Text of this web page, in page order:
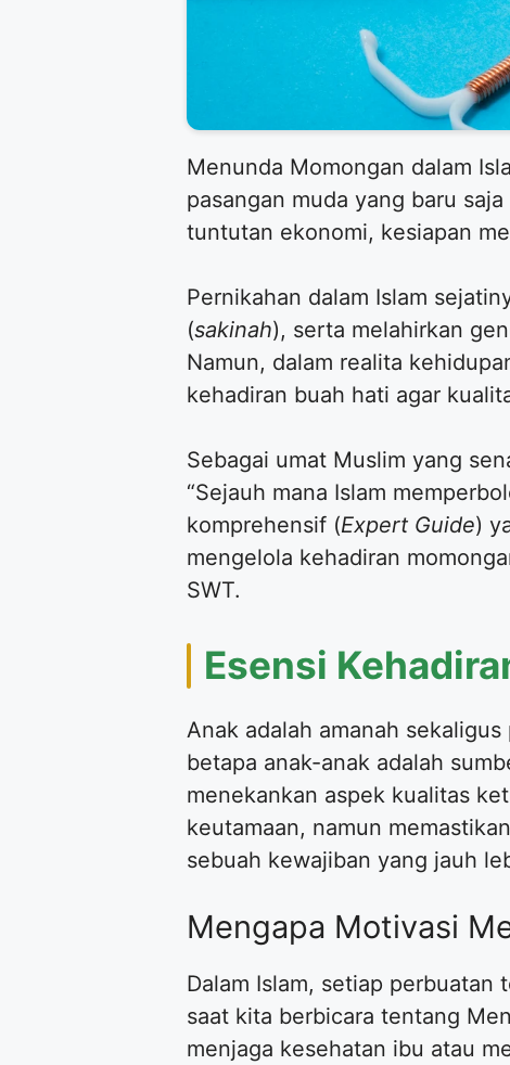
Menunda Momongan dalam
pasangan muda yang baru
tuntutan ekonomi, kesiapan
Pernikahan dalam Islam
(sakinah), serta melahirkan
Namun, dalam realita
kehadiran buah hati agar
Sebagai umat Muslim yang
“Sejauh mana Islam
komprehensif (Expert Guide)
mengelola kehadiran
SWT.
Esensi
Anak adalah amanah
betapa anak-anak adalah
menekankan aspek kualitas
keutamaan, namun
sebuah kewajiban yang jauh
Mengapa Motivasi
Dalam Islam, setiap perbuatan
saat kita berbicara tentang
menjaga kesehatan ibu atau